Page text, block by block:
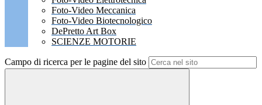
Foto-Video Meccanica
Foto-Video Biotecnologico
DePretto Art Box
SCIENZE MOTORIE
Campo di ricerca per le pagine del sito